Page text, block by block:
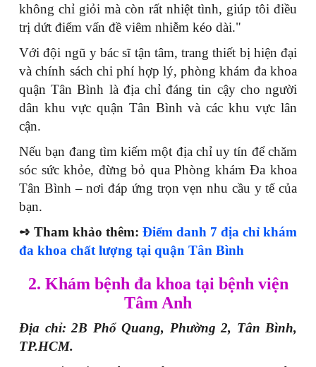
không chỉ giỏi mà còn rất nhiệt tình, giúp tôi điều
trị dứt điểm vấn đề viêm nhiễm kéo dài."
Với đội ngũ y bác sĩ tận tâm, trang thiết bị hiện đại
và chính sách chi phí hợp lý, phòng khám đa khoa
quận Tân Bình là địa chỉ đáng tin cậy cho người
dân khu vực quận Tân Bình và các khu vực lân
cận.
Nếu bạn đang tìm kiếm một địa chỉ uy tín để chăm
sóc sức khỏe, đừng bỏ qua Phòng khám Đa khoa
Tân Bình – nơi đáp ứng trọn vẹn nhu cầu y tế của
bạn.
➺ Tham khảo thêm: Điểm danh 7 địa chỉ khám
đa khoa chất lượng tại quận Tân Bình
2. Khám bệnh đa khoa tại bệnh viện
Tâm Anh
Địa chỉ: 2B Phổ Quang, Phường 2, Tân Bình,
TP.HCM.